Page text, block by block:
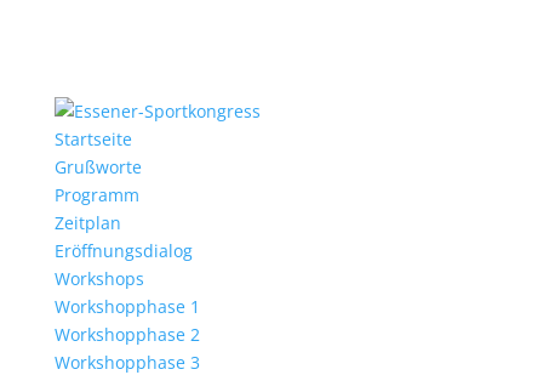
Startseite
Grußworte
Programm
Zeitplan
Eröffnungsdialog
Workshops
Workshopphase 1
Workshopphase 2
Workshopphase 3